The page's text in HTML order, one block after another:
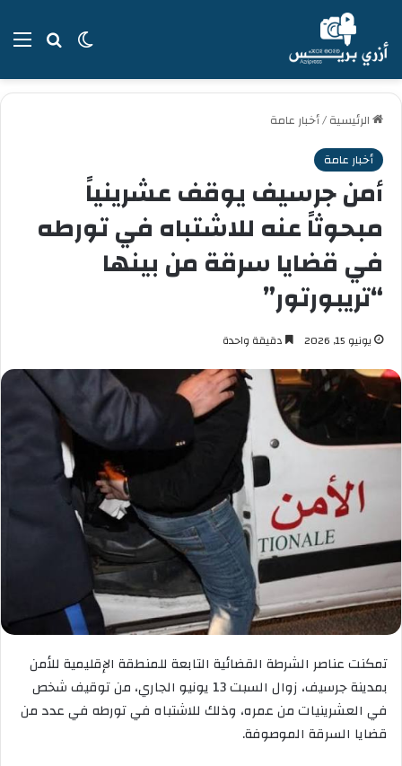
بحثالوضع
الرئيسية/أخبار عامة
أخبار عامة
أمن جرسيف يوقف عشرينياً
مبحوثاً عنه للاشتباه في تورطه
في قضايا سرقة من بينها
“تريبورتور”
يونيو 15, 2026 دقيقة واحدة
تمكنت عناصر الشرطة القضائية التابعة للمنطقة الإقليمية للأمن
بمدينة جرسيف، زوال السبت 13 يونيو الجاري، من توقيف شخص
في العشرينيات من عمره، وذلك للاشتباه في تورطه في عدد من
قضايا السرقة الموصوفة.